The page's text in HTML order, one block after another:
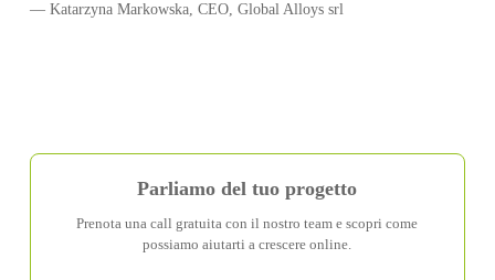
— Katarzyna Markowska, CEO, Global Alloys srl
Parliamo del tuo progetto
Prenota una call gratuita con il nostro team e scopri come
possiamo aiutarti a crescere online.